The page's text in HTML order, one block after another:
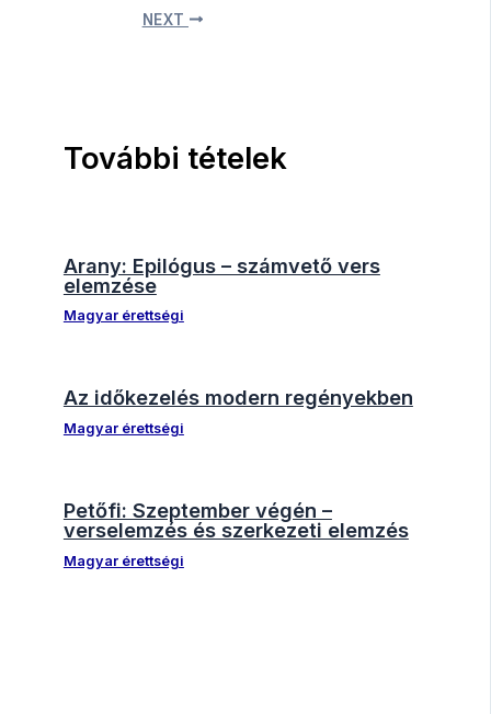
NEXT
További tételek
Arany: Epilógus – számvető vers
elemzése
Magyar érettségi
Az időkezelés modern regényekben
Magyar érettségi
Petőfi: Szeptember végén –
verselemzés és szerkezeti elemzés
Magyar érettségi